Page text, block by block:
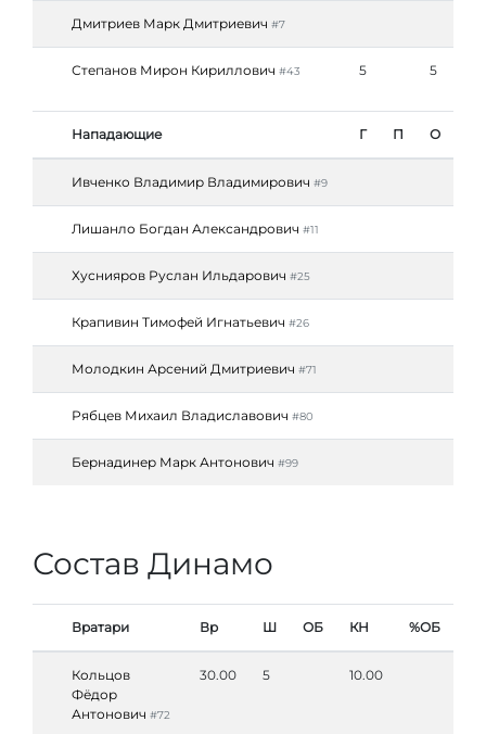
Дмитриев Марк Дмитриевич #7
Степанов Мирон Кириллович #43 5 5
Нападающие Г П О
Ивченко Владимир Владимирович #9
Лишанло Богдан Александрович #11
Хуснияров Руслан Ильдарович #25
Крапивин Тимофей Игнатьевич #26
Молодкин Арсений Дмитриевич #71
Рябцев Михаил Владиславович #80
Бернадинер Марк Антонович #99
Состав Динамо
Вратари Вр Ш ОБ КН %ОБ
Кольцов
Фёдор
Антонович #72
30.00 5 10.00